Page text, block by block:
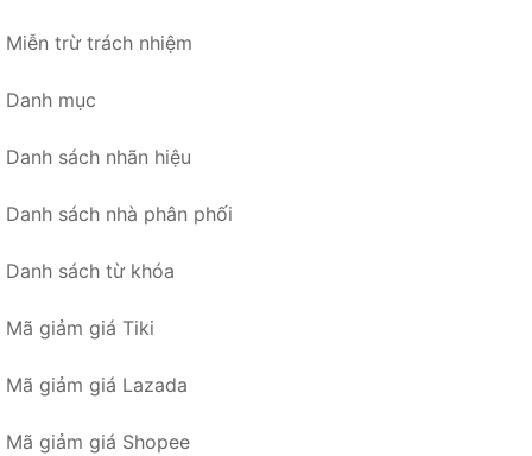
Miễn trừ trách nhiệm
Danh mục
Danh sách nhãn hiệu
Danh sách nhà phân phối
Danh sách từ khóa
Mã giảm giá Tiki
Mã giảm giá Lazada
Mã giảm giá Shopee